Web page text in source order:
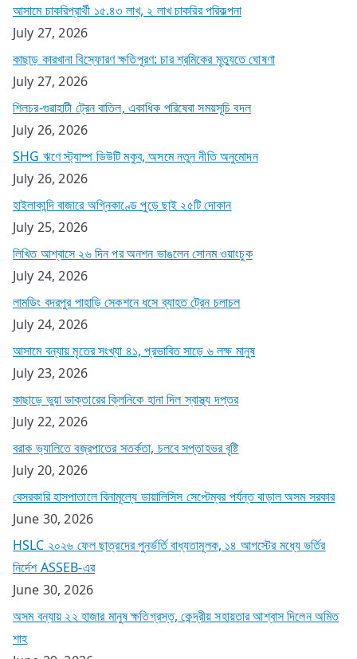
আসামে চাকরিপ্রার্থী ১৫.৪৩ লাখ, ২ লাখ চাকরির পরিকল্পনা
July 27, 2026
কাছাড় কারখানা বিস্ফোরণ ক্ষতিপূরণ: চার শ্রমিকের মৃত্যুতে ঘোষণা
July 27, 2026
শিলচর-গুৱাহাটী ট্রেন বাতিল, একাধিক পরিষেবা সময়সূচি বদল
July 26, 2026
SHG ঋণে স্ট্যাম্প ডিউটি মকুব, অসমে নতুন নীতি অনুমোদন
July 26, 2026
হাইলাকান্দি বাজারে অগ্নিকাণ্ডে পুড়ে ছাই ২৫টি দোকান
July 25, 2026
লিখিত আশ্বাসে ২৬ দিন পর অনশন ভাঙলেন সোনম ওয়াংচুক
July 24, 2026
লামডিং বদরপুর পাহাড়ি সেকশনে ধসে ব্যাহত ট্রেন চলাচল
July 24, 2026
আসামে বন্যায় মৃতের সংখ্যা ৪১, প্রভাবিত সাড়ে ৬ লক্ষ মানুষ
July 23, 2026
কাছাড়ে ভুয়া ডাক্তারের ক্লিনিকে হানা দিল স্বাস্থ্য দপ্তর
July 22, 2026
বরাক ভ্যালিতে বজ্রপাতের সতর্কতা, চলবে সপ্তাহভর বৃষ্টি
July 20, 2026
বেসরকারি হাসপাতালে বিনামূল্যে ডায়ালিসিস সেপ্টেম্বর পর্যন্ত বাড়াল অসম সরকার
June 30, 2026
HSLC ২০২৬ ফেল ছাত্রদের পুনর্ভর্তি বাধ্যতামূলক, ১৪ আগস্টের মধ্যে ভর্তির
নির্দেশ ASSEB-এর
June 30, 2026
অসম বন্যায় ২২ হাজার মানুষ ক্ষতিগ্রস্ত, কেন্দ্রীয় সহায়তার আশ্বাস দিলেন অমিত
শাহ